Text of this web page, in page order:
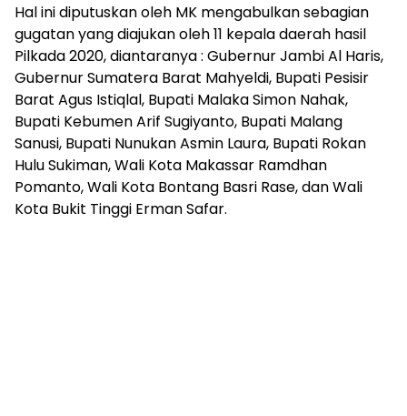
Hal ini diputuskan oleh MK mengabulkan sebagian
gugatan yang diajukan oleh 11 kepala daerah hasil
Pilkada 2020, diantaranya : Gubernur Jambi Al Haris,
Gubernur Sumatera Barat Mahyeldi, Bupati Pesisir
Barat Agus Istiqlal, Bupati Malaka Simon Nahak,
Bupati Kebumen Arif Sugiyanto, Bupati Malang
Sanusi, Bupati Nunukan Asmin Laura, Bupati Rokan
Hulu Sukiman, Wali Kota Makassar Ramdhan
Pomanto, Wali Kota Bontang Basri Rase, dan Wali
Kota Bukit Tinggi Erman Safar.